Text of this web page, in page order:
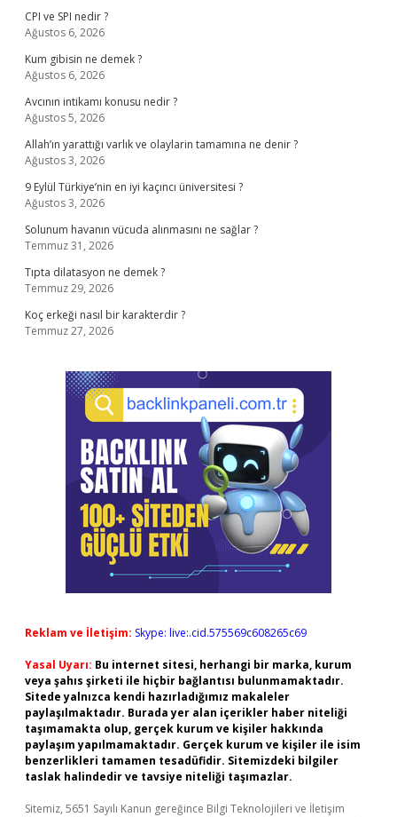
CPI ve SPI nedir ?
Ağustos 6, 2026
Kum gibisin ne demek ?
Ağustos 6, 2026
Avcının intikamı konusu nedir ?
Ağustos 5, 2026
Allah’ın yarattığı varlık ve olaylarin tamamına ne denir ?
Ağustos 3, 2026
9 Eylül Türkiye’nin en iyi kaçıncı üniversitesi ?
Ağustos 3, 2026
Solunum havanın vücuda alınmasını ne sağlar ?
Temmuz 31, 2026
Tıpta dilatasyon ne demek ?
Temmuz 29, 2026
Koç erkeği nasıl bir karakterdir ?
Temmuz 27, 2026
Reklam ve İletişim: Skype: live:.cid.575569c608265c69
Yasal Uyarı: Bu internet sitesi, herhangi bir marka, kurum
veya şahıs şirketi ile hiçbir bağlantısı bulunmamaktadır.
Sitede yalnızca kendi hazırladığımız makaleler
paylaşılmaktadır. Burada yer alan içerikler haber niteliği
taşımamakta olup, gerçek kurum ve kişiler hakkında
paylaşım yapılmamaktadır. Gerçek kurum ve kişiler ile isim
benzerlikleri tamamen tesadüfidir. Sitemizdeki bilgiler
taslak halindedir ve tavsiye niteliği taşımazlar.
Sitemiz, 5651 Sayılı Kanun gereğince Bilgi Teknolojileri ve İletişim